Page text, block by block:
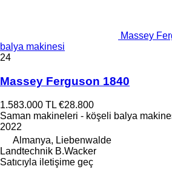
Massey
balya makinesi
24
Massey Ferguson 1840
1.583.000 TL €28.800
Saman makineleri - köşeli balya
2022
Almanya, Liebenwalde
Landtechnik B.Wacker
Satıcıyla iletişime geç